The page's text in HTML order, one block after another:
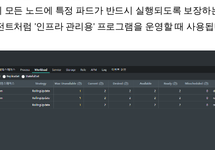
모든 노드에 특정 파드가 반드시 실행되도록 보장
트처럼 '인프라 관리용' 프로그램을 운영할 때 사용